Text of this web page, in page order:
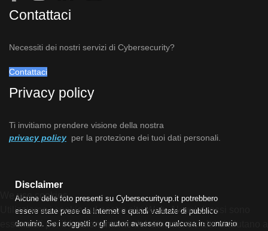
Contattaci
Necessiti dei nostri servizi di Cybersecurity?
Contattaci
Privacy policy
Ti invitiamo prendere visione della nostra
privacy policy per la protezione dei tuoi dati personali.
Disclaimer
Alcune delle foto presenti su Cybersecurityup.it potrebbero
essere state prese da Internet e quindi valutate di pubblico
dominio. Se i soggetti o gli autori avessero qualcosa in contrario
We use cookies
Utilizziamo i cookie sul nostro sito Web. Alcuni di essi sono
essenziali per il funzionamento del sito, mentre altri ci aiutano a